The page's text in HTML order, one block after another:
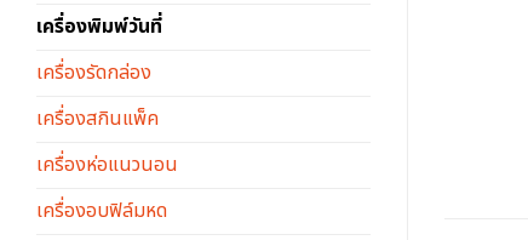
เครื่องพิมพ์วันที่
เครื่องรัดกล่อง
เครื่องสกินแพ็ค
เครื่องห่อแนวนอน
เครื่องอบฟิล์มหด